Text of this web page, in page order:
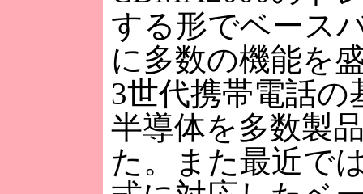
する形でベース
に多数の機能を
3世代携帯電話の
半導体を多数製
た。また最近で